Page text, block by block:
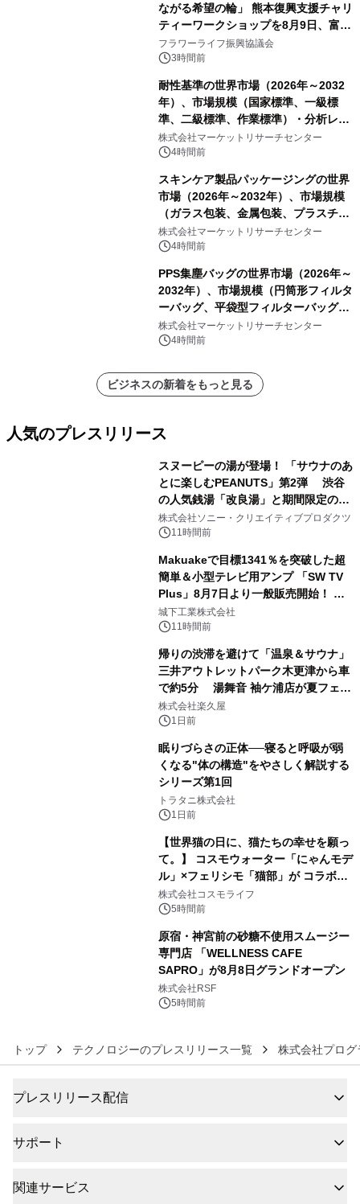
ながる希望の輪」 熊本復興支援チャリ
ティーワークショップを8月9日、富
山・射水で開催
フラワーライフ振興協議会
3時間前
耐性基準の世界市場（2026年～2032
年）、市場規模（国家標準、一級標
準、二級標準、作業標準）・分析レポ
ートを発表
株式会社マーケットリサーチセンター
4時間前
スキンケア製品パッケージングの世界
市場（2026年～2032年）、市場規模
（ガラス包装、金属包装、プラスチッ
ク包装、その他）・分析レポートを発
表
株式会社マーケットリサーチセンター
4時間前
PPS集塵バッグの世界市場（2026年～
2032年）、市場規模（円筒形フィルタ
ーバッグ、平袋型フィルターバッグ、
プリーツフィルターバッグ、その
他）・分析レポートを発表
株式会社マーケットリサーチセンター
4時間前
ビジネスの新着をもっと見る
人気のプレスリリース
スヌーピーの湯が登場！ 「サウナのあ
とに楽しむPEANUTS」第2弾 渋谷
の人気銭湯「改良湯」と期間限定のコ
ラボレーション サウナイキタイコラ
ボグッズも発売決定！
株式会社ソニー・クリエイティブプロダクツ
11時間前
Makuakeで目標1341％を突破した超
簡単＆小型テレビ用アンプ 「SW TV
Plus」8月7日より一般販売開始！ ケ
ーブル1本つなぐだけ、テレビの音が
ぐっと豊かに
城下工業株式会社
11時間前
帰りの渋滞を避けて「温泉＆サウナ」
三井アウトレットパーク木更津から車
で約5分 湯舞音 袖ケ浦店が夏フェア
メニューを提供
株式会社楽久屋
1日前
眠りづらさの正体──寝ると呼吸が弱
くなる"体の構造"をやさしく解説する
シリーズ第1回
トラタニ株式会社
1日前
【世界猫の日に、猫たちの幸せを願っ
て。】 コスモウォーター「にゃんモデ
ル」×フェリシモ「猫部」が コラボキ
ャンペーンを実施
株式会社コスモライフ
5時間前
原宿・神宮前の砂糖不使用スムージー
専門店 「WELLNESS CAFE
SAPRO」が8月8日グランドオープン
株式会社RSF
5時間前
トップ テクノロジーのプレスリリース一覧 株式会社プログ
プレスリリース配信
サポート
関連サービス